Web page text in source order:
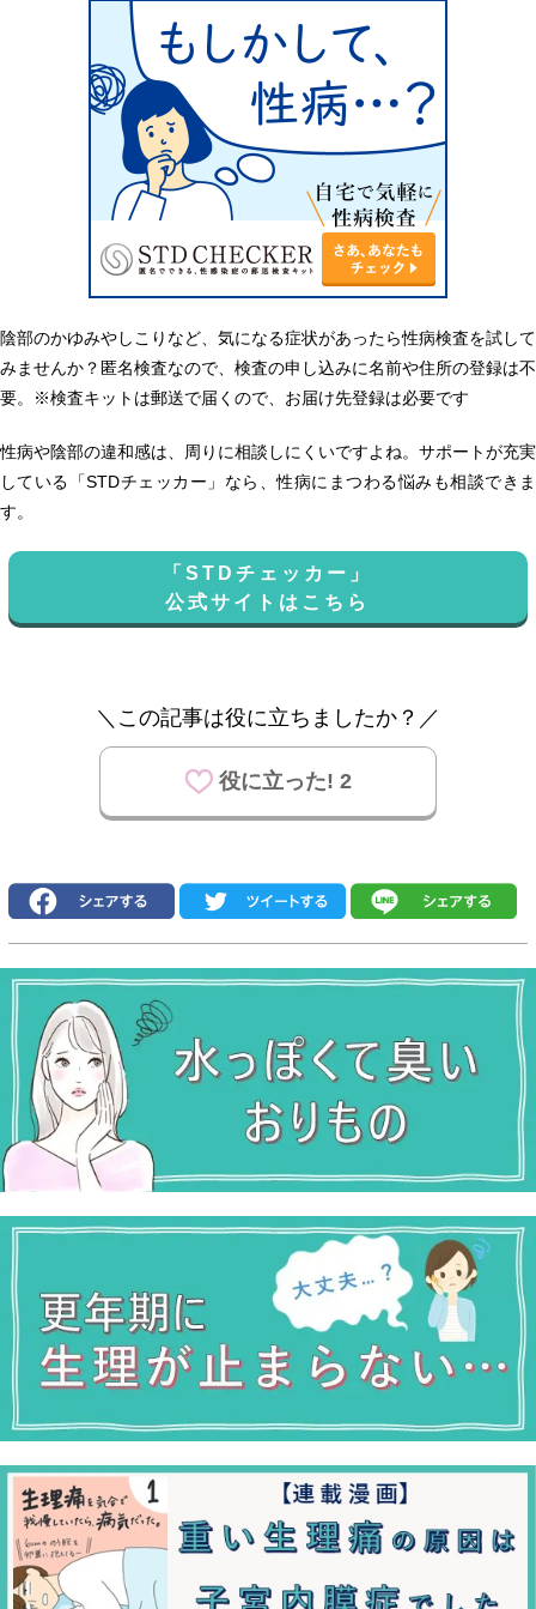
陰部のかゆみやしこりなど、気になる症状があったら性病検査を試して
みませんか？匿名検査なので、検査の申し込みに名前や住所の登録は不
要。※検査キットは郵送で届くので、お届け先登録は必要です
性病や陰部の違和感は、周りに相談しにくいですよね。サポートが充実
している「STDチェッカー」なら、性病にまつわる悩みも相談できま
す。
「STDチェッカー」
公式サイトはこちら
＼この記事は役に立ちましたか？／
役に立った! 2